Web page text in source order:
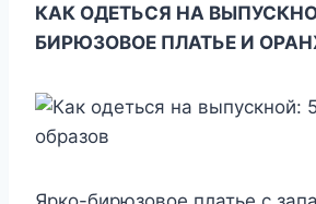
КАК ОДЕТЬСЯ НА
БИРЮЗОВОЕ ПЛАТЬЕ И